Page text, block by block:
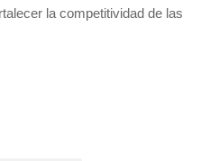
la competitividad de las